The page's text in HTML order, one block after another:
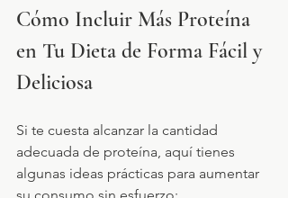
Cómo Incluir Más Proteína
en Tu Dieta de Forma Fácil y
Deliciosa
Si te cuesta alcanzar la cantidad
adecuada de proteína, aquí tienes
algunas ideas prácticas para aumentar